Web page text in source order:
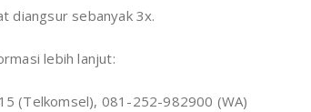
diangsur sebanyak 3x.
lebih lanjut:
(Telkomsel), 081-252-982900 (WA)